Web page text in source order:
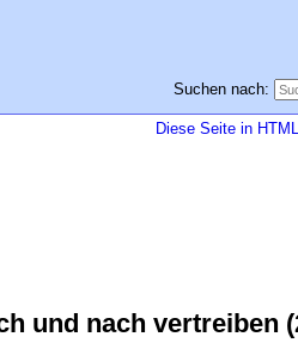
Suchen nach:
Diese Seite in
und nach vertreiben